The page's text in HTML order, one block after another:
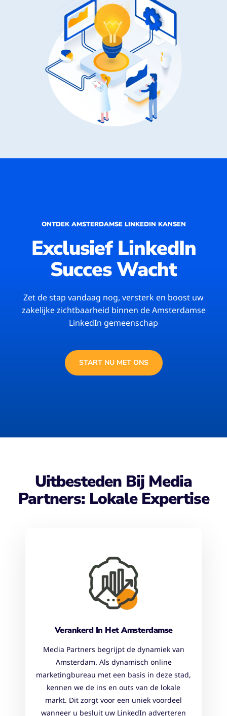
ONTDEK AMSTERDAMSE LINKEDIN KANSEN
Exclusief LinkedIn
Succes Wacht
Zet de stap vandaag nog, versterk en boost uw
zakelijke zichtbaarheid binnen de Amsterdamse
LinkedIn gemeenschap
START NU MET ONS
Uitbesteden Bij Media
Partners: Lokale Expertise
Verankerd In Het Amsterdamse
Media Partners begrijpt de dynamiek van
Amsterdam. Als dynamisch online
marketingbureau met een basis in deze stad,
kennen we de ins en outs van de lokale
markt. Dit zorgt voor een uniek voordeel
wanneer u besluit uw LinkedIn adverteren